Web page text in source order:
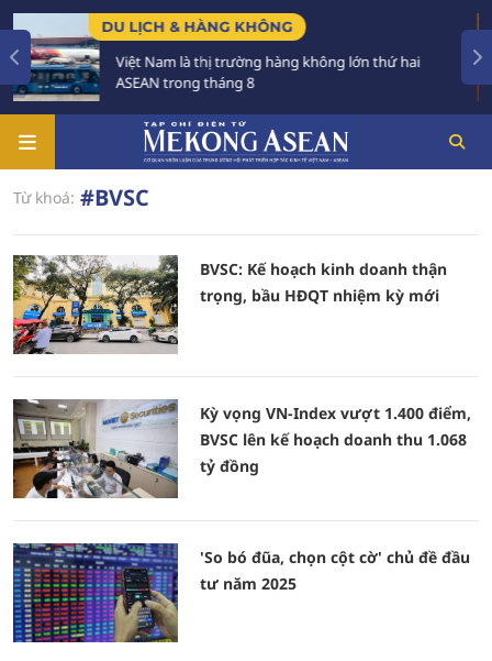
DU LỊCH & HÀNG KHÔNG
Việt Nam là thị trường hàng không lớn thứ hai
ASEAN trong tháng 8
Từ khoá: #BVSC
BVSC: Kế hoạch kinh doanh thận
trọng, bầu HĐQT nhiệm kỳ mới
Kỳ vọng VN-Index vượt 1.400 điểm,
BVSC lên kế hoạch doanh thu 1.068
tỷ đồng
'So bó đũa, chọn cột cờ' chủ đề đầu
tư năm 2025